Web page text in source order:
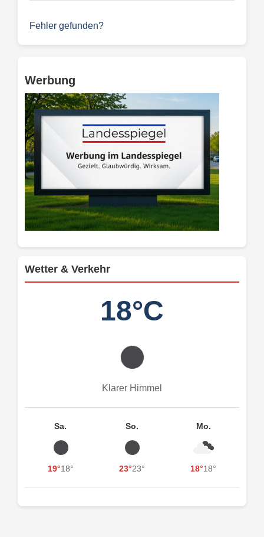
Fehler gefunden?
Werbung
Wetter & Verkehr
18°C
Klarer Himmel
Sa.
19°18°
So.
23°23°
Mo.
18°18°